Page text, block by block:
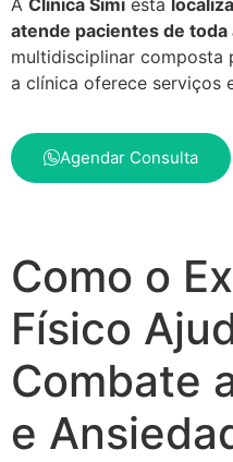
atende pacientes de toda
multidisciplinar composta
a clínica oferece serviços
Agendar Consulta
Como o
Físico
Combate
e